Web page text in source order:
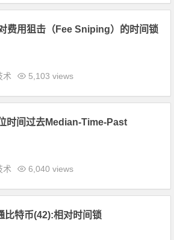
费用狙击（Fee Sniping）的时间锁
术 5,103 views
时间过去Median-Time-Past
术 6,040 views
比特币(42):相对时间锁